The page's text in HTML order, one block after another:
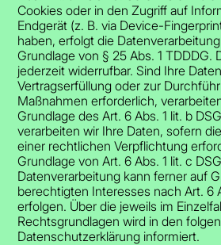
Cookies oder in den Zugriff auf
Endgerät (z. B. via Device-
haben, erfolgt die
Grundlage von § 25 Abs. 1 TDDDG.
jederzeit widerrufbar. Sind Ihre
Vertragserfüllung oder zur
Maßnahmen erforderlich,
Grundlage des Art. 6 Abs. 1 lit. b
verarbeiten wir Ihre Daten, sofern
einer rechtlichen Verpflichtung
Grundlage von Art. 6 Abs. 1 lit. c
Datenverarbeitung kann ferner auf
berechtigten Interesses nach Art. 6
erfolgen. Über die jeweils im
Rechtsgrundlagen wird in den
Datenschutzerklärung informiert.